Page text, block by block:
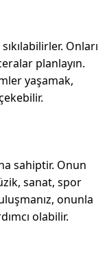
Onları
planlayın.
yaşamak,
sahiptir. Onun
sanat, spor
onunla
olabilir.